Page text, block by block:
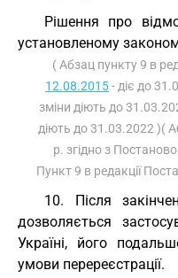
Рішення про
установленому
( Абзац пункту 9 в
12.08.2015- діє до
зміни діють до
діють до 31.03.2022 )(
р. згідно з
Пункт 9 в редакції
10. Після
дозволяється
Україні, його
умови перереєстрації.